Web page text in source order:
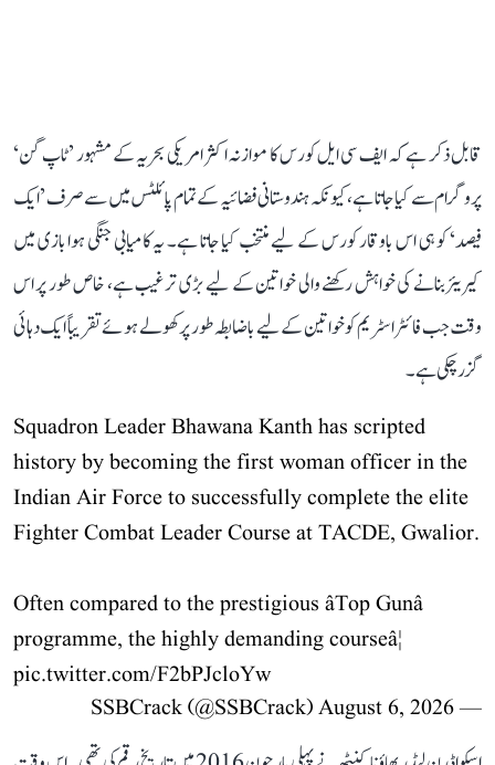
قابل ذکر ہے کہ ایف سی ایل کورس کا موازنہ اکثر امریکی بحریہ کے مشہور ’ٹاپ گن‘
پروگرام سے کیا جاتا ہے، کیونکہ ہندوستانی فضائیہ کے تمام پائلٹس میں سے صرف ’ایک
فیصد‘ کو ہی اس باوقار کورس کے لیے منتخب کیا جاتا ہے۔ یہ کامیابی جنگی ہوا بازی میں
کیریئر بنانے کی خواہش رکھنے والی خواتین کے لیے بڑی ترغیب ہے، خاص طور پر اس
وقت جب فائٹر اسٹریم کو خواتین کے لیے باضابطہ طور پر کھولے ہوئے تقریباً ایک دہائی
گزر چکی ہے۔
Squadron Leader Bhawana Kanth has scripted
history by becoming the first woman officer in the
Indian Air Force to successfully complete the elite
Fighter Combat Leader Course at TACDE, Gwalior.
Often compared to the prestigious âTop Gunâ
programme, the highly demanding courseâ¦
pic.twitter.com/F2bPJcloYw
— SSBCrack (@SSBCrack)
August 6, 2026